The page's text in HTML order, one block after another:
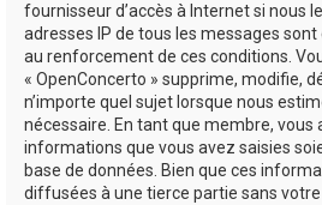
fournisseur d’accès à Internet si nous
adresses IP de tous les messages
au renforcement de ces conditions.
« OpenConcerto » supprime, modifie,
n’importe quel sujet lorsque nous
nécessaire. En tant que membre, vous
informations que vous avez saisies
base de données. Bien que ces
diffusées à une tierce partie sans